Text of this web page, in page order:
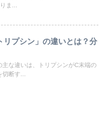
ま...
リプシン」の違いとは？分
主な違いは、トリプシンがC末端の
断す...